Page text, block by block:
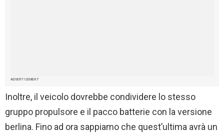
ADVERTISEMENT
Inoltre, il veicolo dovrebbe condividere lo stesso
gruppo propulsore e il pacco batterie con la versione
berlina. Fino ad ora sappiamo che quest’ultima avrà un